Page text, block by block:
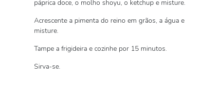
páprica doce, o molho shoyu, o ketchup e misture.
Acrescente a pimenta do reino em grãos, a água e
misture.
Tampe a frigideira e cozinhe por 15 minutos.
Sirva-se.